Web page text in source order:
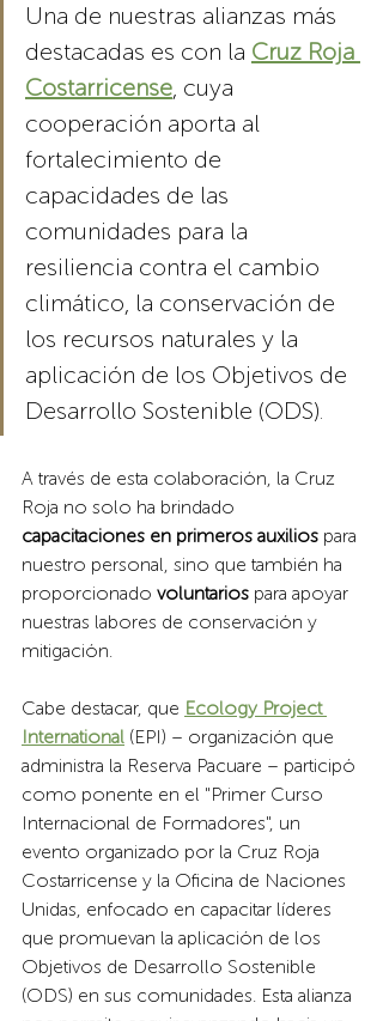
Una de nuestras alianzas más
destacadas es con la Cruz Roja
Costarricense, cuya
cooperación aporta al
fortalecimiento de
capacidades de las
comunidades para la
resiliencia contra el cambio
climático, la conservación de
los recursos naturales y la
aplicación de los Objetivos de
Desarrollo Sostenible (ODS).
A través de esta colaboración, la Cruz
Roja no solo ha brindado
capacitaciones en primeros auxilios para
nuestro personal, sino que también ha
proporcionado voluntarios para apoyar
nuestras labores de conservación y
mitigación.
Cabe destacar, que Ecology Project
International (EPI) – organización que
administra la Reserva Pacuare – participó
como ponente en el "Primer Curso
Internacional de Formadores", un
evento organizado por la Cruz Roja
Costarricense y la Oficina de Naciones
Unidas, enfocado en capacitar líderes
que promuevan la aplicación de los
Objetivos de Desarrollo Sostenible
(ODS) en sus comunidades. Esta alianza